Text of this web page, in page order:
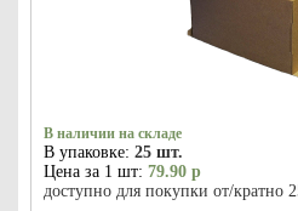
В наличии на складе
В упаковке: 25 шт.
Цена за 1 шт: 79.90 р
доступно для покупки от/кратно